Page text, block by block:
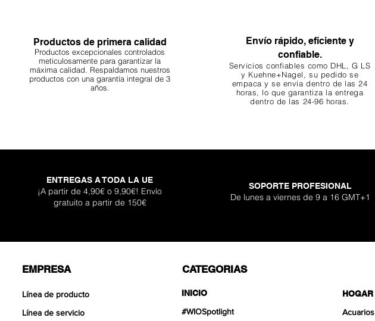
One Back Aquavista
Super Shallow Pro Aquavista
Inferno Boulder Stone
Hellboy Dragon Nano Stone
Darknight Dragon Nano Stone
Adhesivo Plantglue
Titan Boulder Nano Stone
Productos de primera calidad
Productos excepcionales controlados
meticulosamente para garantizar la
máxima calidad. Respaldamos nuestros
productos con una garantía integral de 3
años.
Envío rápido, eficiente y
confiable.
Servicios confiables como DHL, G LS
y Kuehne+Nagel, su pedido se
empaca y se envía dentro de las 24
horas, lo que garantiza la entrega
dentro de las 24-96 horas.
ENTREGAS A TODA LA UE
¡A partir de 4,90€ o 9,90€! Envío
gratuito a partir de 150€
SOPORTE PROFESIONAL
De lunes a viernes de 9 a 16 GMT+1
EMPRESA
Línea de producto
Línea de servicio
CATEGORIAS
INICIO
#WIOSpotlight
HOGAR
Acuarios